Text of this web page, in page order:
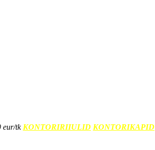
eur/tk KONTORIRIIULID KONTORIKAPID